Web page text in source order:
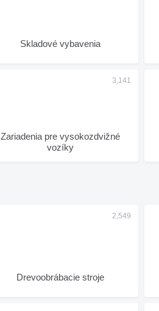
Skladové vybavenia
Zariadenia pre vysokozdvižné
vozíky
Drevoobrábacie stroje